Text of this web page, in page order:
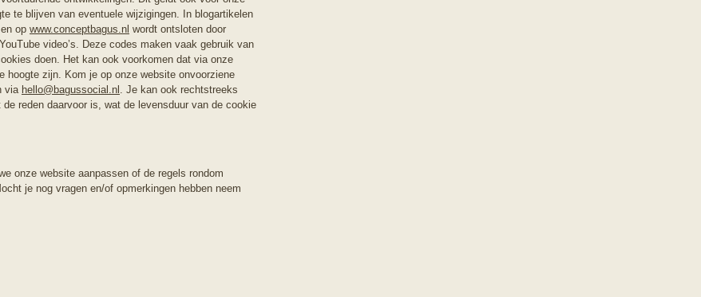
te blijven van eventuele wijzigingen. In blogartikelen
op www.conceptbagus.nl wordt ontsloten door
video’s. Deze codes maken vaak gebruik van
doen. Het kan ook voorkomen dat via onze
hoogte zijn. Kom je op onze website onvoorziene
via hello@bagussocial.nl . Je kan ook rechtstreeks
reden daarvoor is, wat de levensduur van de cookie
onze website aanpassen of de regels rondom
je nog vragen en/of opmerkingen hebben neem